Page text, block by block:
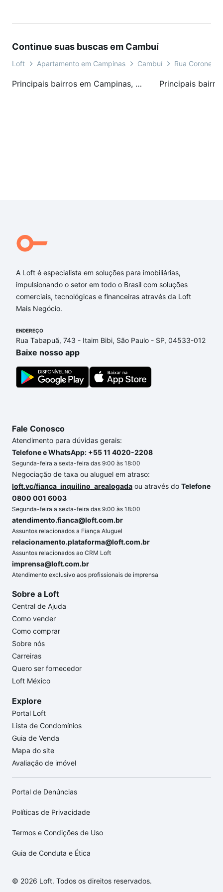
Continue suas buscas em Cambuí
Loft Apartamento em Campinas Cambuí Rua Coronel
Principais bairros em Campinas, SP
A Loft é especialista em soluções para imobiliárias,
impulsionando o setor em todo o Brasil com soluções
comerciais, tecnológicas e financeiras através da Loft
Mais Negócio.
ENDEREÇO
Rua Tabapuã, 743 - Itaim Bibi, São Paulo - SP, 04533-012
Baixe nosso app
Fale Conosco
Atendimento para dúvidas gerais:
Telefone e WhatsApp: +55 11 4020-2208
Segunda-feira a sexta-feira das 9:00 às 18:00
Negociação de taxa ou aluguel em atraso:
loft.vc/fianca_inquilino_arealogada ou através do Telefone
0800 001 6003
Segunda-feira a sexta-feira das 9:00 às 18:00
atendimento.fianca@loft.com.br
Assuntos relacionados a Fiança Aluguel
relacionamento.plataforma@loft.com.br
Assuntos relacionados ao CRM Loft
imprensa@loft.com.br
Atendimento exclusivo aos profissionais de imprensa
Sobre a Loft
Central de Ajuda
Como vender
Como comprar
Sobre nós
Carreiras
Quero ser fornecedor
Loft México
Explore
Portal Loft
Lista de Condomínios
Guia de Venda
Mapa do site
Avaliação de imóvel
Portal de Denúncias
Políticas de Privacidade
Termos e Condições de Uso
Guia de Conduta e Ética
© 2026 Loft. Todos os direitos reservados.